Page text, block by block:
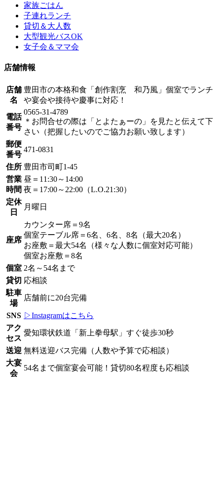
家族ごはん
子連れランチ
貸切＆大人数
大型観光バスOK
女子会＆ママ会
店舗情報
店舗
名
豊田市の本格和食「創作割烹 和乃風」個室でランチ
や宴会や接待や慶事に対応！
電話
番号
0565-31-4789
＊お問合せの際は「とよたぁーの」を見たと伝えて下
さい（把握したいのでご協力お願い致します）
郵便
番号
471-0831
住所 豊田市司町1-45
営業
時間
昼＝11:30～14:00
夜＝17:00～22:00（L.O.21:30）
定休
日
月曜日
座席
カウンター席＝9名
個室テーブル席＝6名、6名、8名（最大20名）
お座敷＝最大54名（様々な人数に個室対応可能）
個室お座敷＝8名
個室 2名～54名まで
貸切 応相談
駐車
場
店舗前に20台完備
SNS ▷Instagramはこちら
アク
セス
愛知環状鉄道「新上拳母駅」すぐ徒歩30秒
送迎 無料送迎バス完備（人数や予算で応相談）
大宴
会
54名まで個室宴会可能！貸切80名程度も応相談